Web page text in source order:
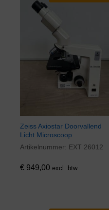
Zeiss Axiostar Doorvallend
Licht Microscoop
Artikelnummer: EXT 26012
€949,00 excl. btw
€949,00